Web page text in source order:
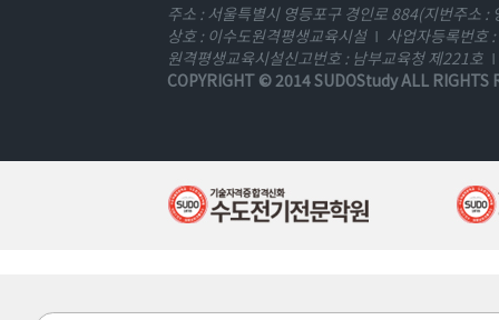
주소 : 서울특별시 영등포구 경인로 884(지번주소
상호 : 이수도원격평생교육시설
사업자등록번호
원격평생교육시설신고번호 : 남부교육청 제221호
COPYRIGHT © 2014SUDOStudyALL RIGHTS